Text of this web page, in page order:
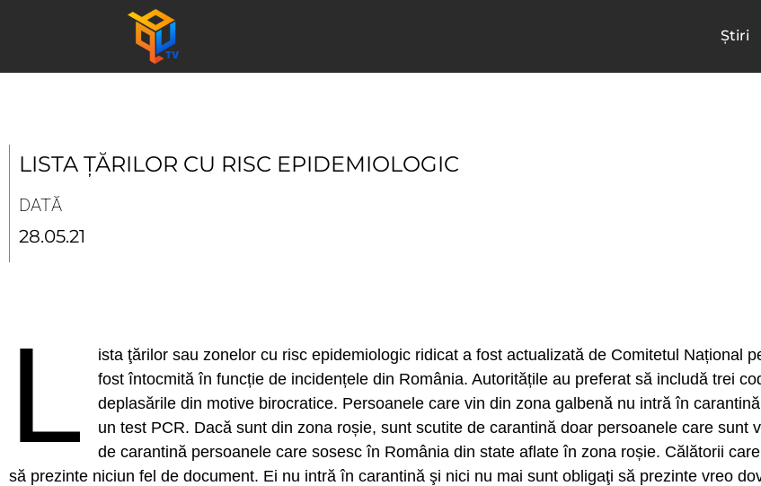
Știri
LISTA ȚĂRILOR CU RISC EPIDEMIOLOGIC
DATĂ
28.05.21
L
ista ţărilor sau zonelor cu risc epidemiologic ridicat a fost actualizată de Comitetul Național
fost întocmită în funcție de incidențele din România. Autoritățile au preferat să includă trei
deplasările din motive birocratice. Persoanele care vin din zona galbenă nu intră în
un test PCR. Dacă sunt din zona roșie, sunt scutite de carantină doar persoanele care sunt
de carantină persoanele care sosesc în România din state aflate în zona roșie. Călătorii
să prezinte niciun fel de document. Ei nu intră în carantină şi nici nu mai sunt obligaţi să prezinte vreo